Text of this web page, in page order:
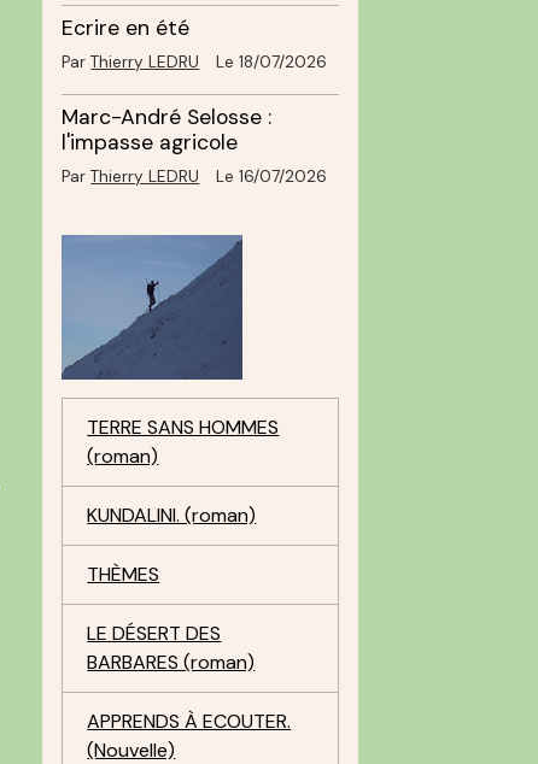
Ecrire en été
ParThierry LEDRU Le 18/07/2026
Marc-André Selosse :
l'impasse agricole
ParThierry LEDRU Le 16/07/2026
TERRE SANS HOMMES
(roman)
KUNDALINI. (roman)
THÈMES
LE DÉSERT DES
BARBARES (roman)
APPRENDS À ECOUTER.
(Nouvelle)